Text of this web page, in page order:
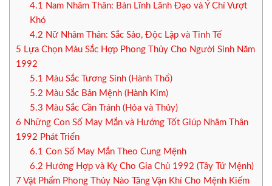
4.1
Nam Nhâm Thân: Bản Lĩnh Lãnh Đạo và Ý Chí Vượt
Khó
4.2 Nữ Nhâm Thân: Sắc Sảo, Độc Lập và Tinh Tế
5 Lựa Chọn Màu Sắc Hợp Phong Thủy Cho Người Sinh Năm
1992
5.1
Màu Sắc Tương Sinh (Hành Thổ)
5.2 Màu Sắc Bản Mệnh (Hành Kim)
5.3 Màu Sắc Cần Tránh (Hỏa và Thủy)
6 Những Con Số May Mắn và Hướng Tốt Giúp Nhâm Thân
1992 Phát Triển
6.1 Con Số May Mắn Theo Cung Mệnh
6.2 Hướng Hợp và Kỵ Cho Gia Chủ 1992 (Tây Tứ Mệnh)
7 Vật Phẩm Phong Thủy Nào Tăng Vận Khí Cho Mệnh Kiếm